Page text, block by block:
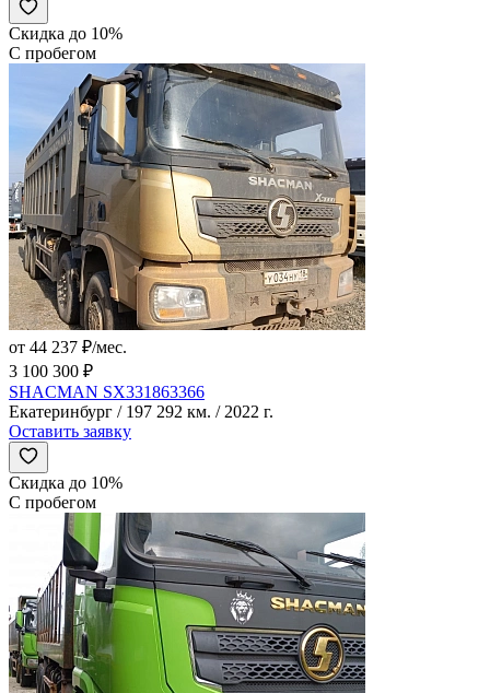
Скидка до 10%
С пробегом
от 44 237 ₽/мес.
3 100 300 ₽
SHACMAN SX331863366
Екатеринбург / 197 292 км. / 2022 г.
Оставить заявку
Скидка до 10%
С пробегом